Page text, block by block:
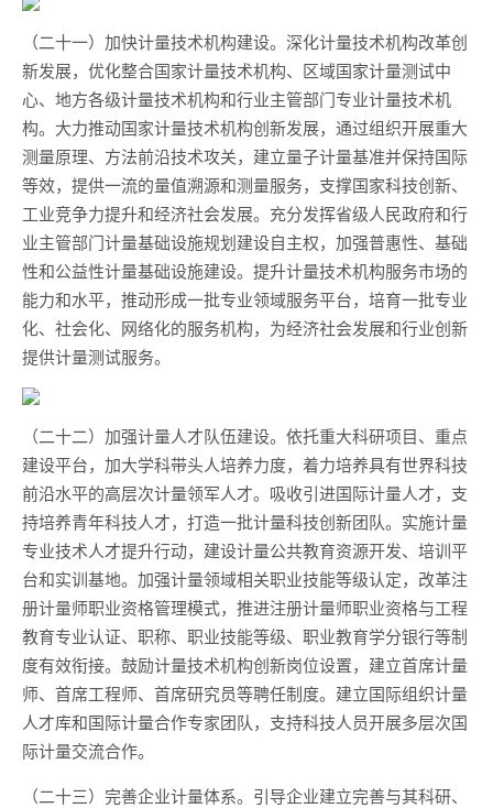
（二十一）加快计量技术机构建设。深化计量技术机构改革创
新发展，优化整合国家计量技术机构、区域国家计量测试中
心、地方各级计量技术机构和行业主管部门专业计量技术机
构。大力推动国家计量技术机构创新发展，通过组织开展重大
测量原理、方法前沿技术攻关，建立量子计量基准并保持国际
等效，提供一流的量值溯源和测量服务，支撑国家科技创新、
工业竞争力提升和经济社会发展。充分发挥省级人民政府和行
业主管部门计量基础设施规划建设自主权，加强普惠性、基础
性和公益性计量基础设施建设。提升计量技术机构服务市场的
能力和水平，推动形成一批专业领域服务平台，培育一批专业
化、社会化、网络化的服务机构，为经济社会发展和行业创新
提供计量测试服务。
（二十二）加强计量人才队伍建设。依托重大科研项目、重点
建设平台，加大学科带头人培养力度，着力培养具有世界科技
前沿水平的高层次计量领军人才。吸收引进国际计量人才，支
持培养青年科技人才，打造一批计量科技创新团队。实施计量
专业技术人才提升行动，建设计量公共教育资源开发、培训平
台和实训基地。加强计量领域相关职业技能等级认定，改革注
册计量师职业资格管理模式，推进注册计量师职业资格与工程
教育专业认证、职称、职业技能等级、职业教育学分银行等制
度有效衔接。鼓励计量技术机构创新岗位设置，建立首席计量
师、首席工程师、首席研究员等聘任制度。建立国际组织计量
人才库和国际计量合作专家团队，支持科技人员开展多层次国
际计量交流合作。
（二十三）完善企业计量体系。引导企业建立完善与其科研、